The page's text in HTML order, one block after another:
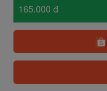
165.000 đ